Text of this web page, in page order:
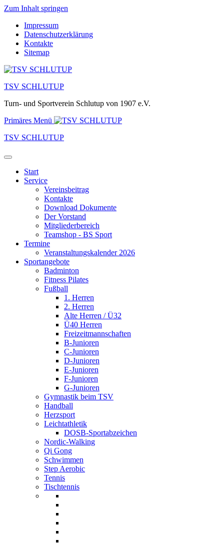
Zum Inhalt springen
Impressum
Datenschutzerklärung
Kontakte
Sitemap
TSV SCHLUTUP
Turn- und Sportverein Schlutup von 1907 e.V.
Primäres Menü
TSV SCHLUTUP
Start
Service
Vereinsbeitrag
Kontakte
Download Dokumente
Der Vorstand
Mitgliederbereich
Teamshop - BS Sport
Termine
Veranstaltungskalender 2026
Sportangebote
Badminton
Fitness Pilates
Fußball
1. Herren
2. Herren
Alte Herren / Ü32
Ü40 Herren
Freizeitmannschaften
B-Junioren
C-Junioren
D-Junioren
E-Junioren
F-Junioren
G-Junioren
Gymnastik beim TSV
Handball
Herzsport
Leichtathletik
DOSB-Sportabzeichen
Nordic-Walking
Qi Gong
Schwimmen
Step Aerobic
Tennis
Tischtennis